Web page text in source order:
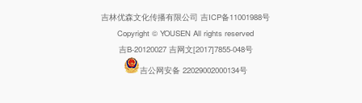
吉林优森文化传播有限公司 吉ICP备11001988号
Copyright © YOUSEN All rights reserved
吉B-20120027 吉网文[2017]7855-048号
吉公网安备 22029002000134号